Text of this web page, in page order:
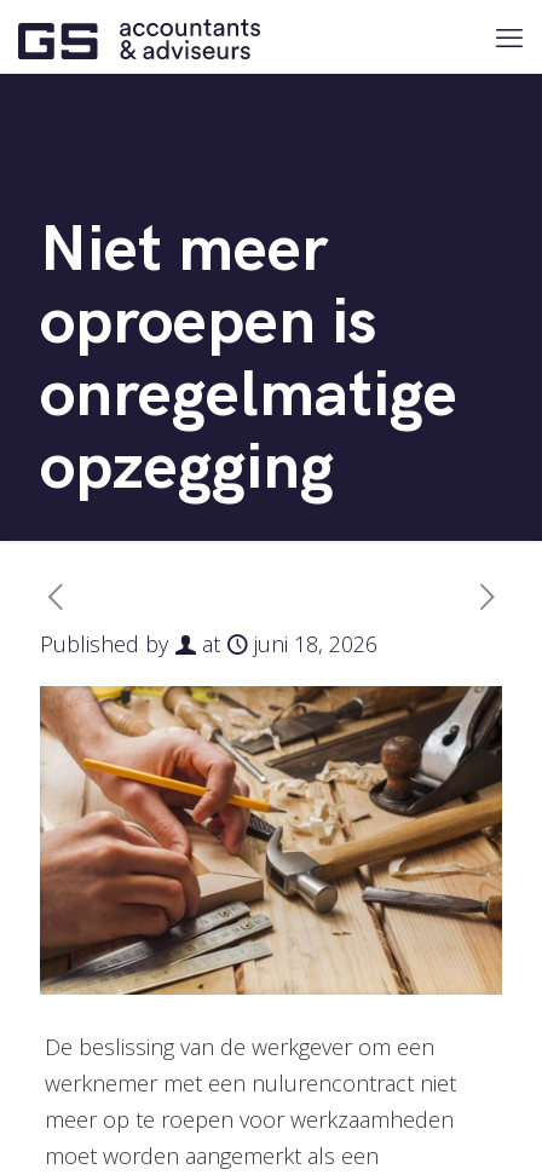
Niet meer
oproepen is
onregelmatige
opzegging
Published by at juni 18, 2026
De beslissing van de werkgever om een
werknemer met een nulurencontract niet
meer op te roepen voor werkzaamheden
moet worden aangemerkt als een